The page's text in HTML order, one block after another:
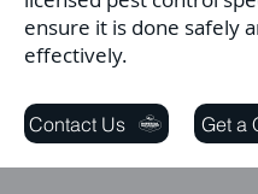
ensure it is done safely
effectively.
Contact Us Get a